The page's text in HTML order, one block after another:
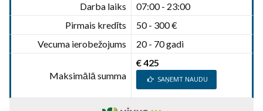
Darba laiks
07:00 - 23:00
Pirmais kredīts
50 - 300 €
Vecuma ierobežojums
20 - 70 gadi
Maksimālā summa
€ 425
SAŅEMT NAUDU